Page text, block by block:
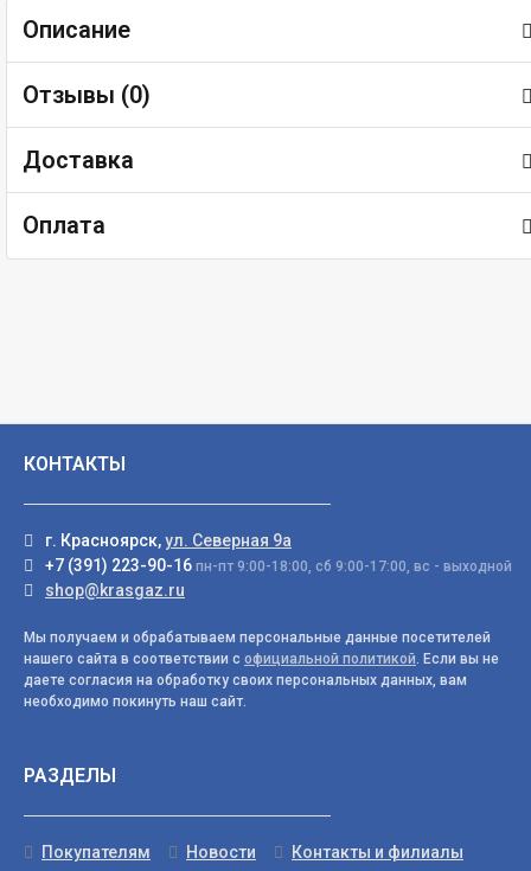
Описание
Отзывы (0)
Доставка
Оплата
КОНТАКТЫ
г. Красноярск,ул. Северная 9а
+7 (391) 223-90-16 пн-пт 9:00-18:00, сб 9:00-17:00, вс - выходной
shop@krasgaz.ru
Мы получаем и обрабатываем персональные данные посетителей
нашего сайта в соответствии с официальной политикой. Если вы не
даете согласия на обработку своих персональных данных, вам
необходимо покинуть наш сайт.
РАЗДЕЛЫ
Покупателям Новости Контакты и филиалы